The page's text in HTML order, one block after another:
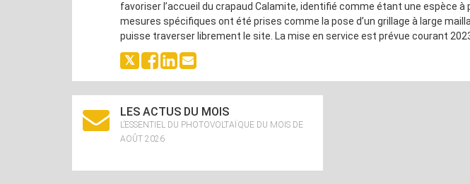
favoriser l’accueil du crapaud Calamite, identifié comme étant une espèce à
mesures spécifiques ont été prises comme la pose d’un grillage à large
puisse traverser librement le site. La mise en service est prévue courant
LES ACTUS DU MOIS
L’ESSENTIEL DU PHOTOVOLTAÏQUE DU MOIS DE
AOÛT 2026